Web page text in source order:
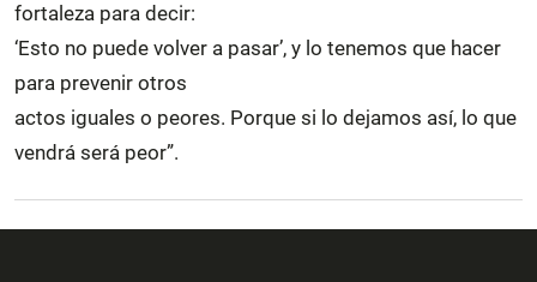
fortaleza para decir:
‘Esto no puede volver a pasar’, y lo tenemos que hacer
para prevenir otros
actos iguales o peores. Porque si lo dejamos así, lo que
vendrá será peor”.